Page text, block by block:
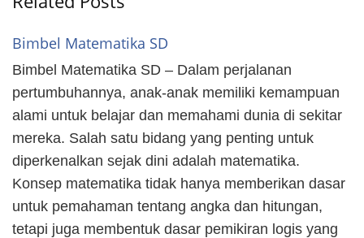
Bimbel Matematika SD
Bimbel Matematika SD – Dalam perjalanan
pertumbuhannya, anak-anak memiliki kemampuan
alami untuk belajar dan memahami dunia di sekitar
mereka. Salah satu bidang yang penting untuk
diperkenalkan sejak dini adalah matematika.
Konsep matematika tidak hanya memberikan dasar
untuk pemahaman tentang angka dan hitungan,
tetapi juga membentuk dasar pemikiran logis yang